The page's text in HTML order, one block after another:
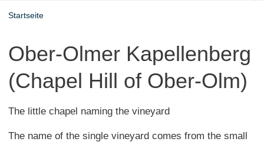
Startseite
Ober-Olmer Kapellenberg
(Chapel Hill of Ober-Olm)
The little chapel naming the vineyard
The name of the single vineyard comes from the small